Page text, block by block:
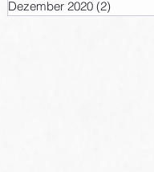
Dezember 2020 (2)